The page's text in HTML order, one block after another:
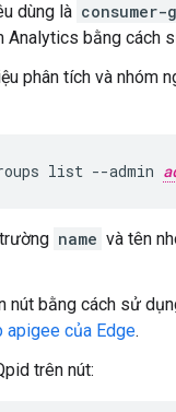
dùng là consumer-
Analytics bằng cách
phân tích và nhóm
list --admin
name và tên
nút bằng cách sử
apigee của Edge.
trên nút: